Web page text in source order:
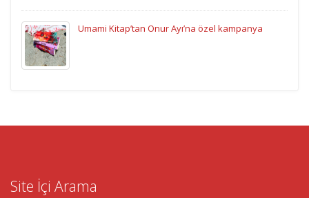
Umami Kitap’tan Onur Ayı’na özel kampanya
Site İçi Arama